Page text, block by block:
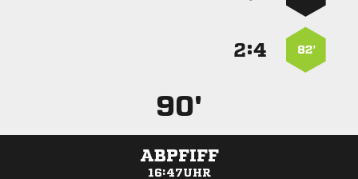
82’
:
90'
ABPFIFF
16:47UHR